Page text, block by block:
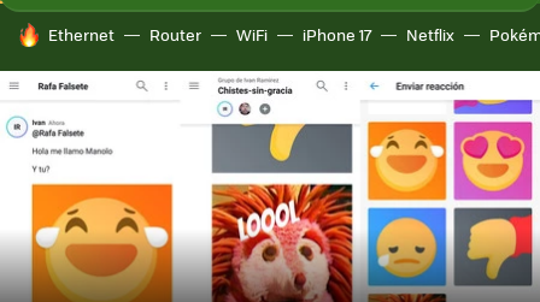
HOY SE HABLA DE
Ethernet Router WiFi iPhone 17 Netflix